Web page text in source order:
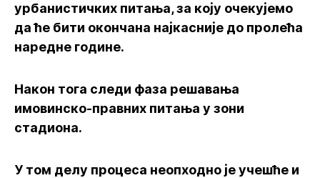
урбанистичких питања, за коју очекујемо
да ће бити окончана најкасније до пролећа
наредне године.
Након тога следи фаза решавања
имовинско-правних питања у зони
стадиона.
У том делу процеса неопходно је учешће и